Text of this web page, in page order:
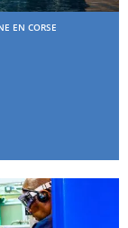
EN CORSE